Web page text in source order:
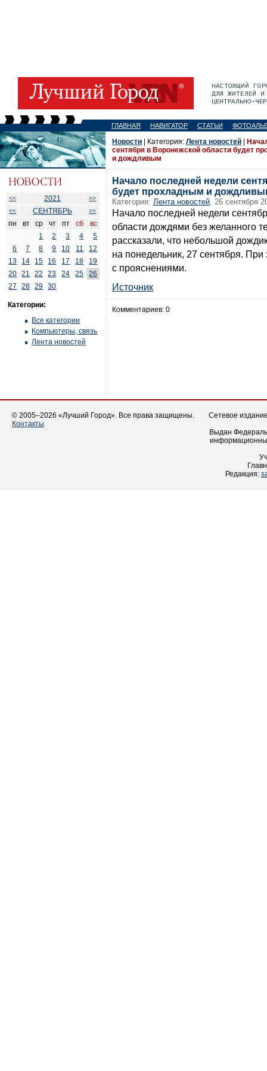
ГЛАВНАЯ НАВИГАТОР СТАТЬИ
<< 2021
>>
<<
СЕНТЯБРЬ >>
пн вт ср чт пт сб
вс
1
2 3 4
5
6
7 8 9 10 11
12
13
14 15 16 17 18
19
20
21 22 23 24 25
26
27
28 29 30
Категории:
Все категории
Компьютеры, связь
Лента новостей
Новости | Категория: Лента новостей
сентября в Воронежской области будет
и дождливым
Начало последней недели
будет прохладным и
Категория: Лента новостей, 26 сентября
Начало последней недели
области дождями без желанного
рассказали, что небольшой
на понедельник, 27 сентября. При
с прояснениями.
Источник
Комментариев: 0
© 2005–2026 «Лучший Город». Все права защищены.
Контакты
Сетевое
Выдан
Редакция: